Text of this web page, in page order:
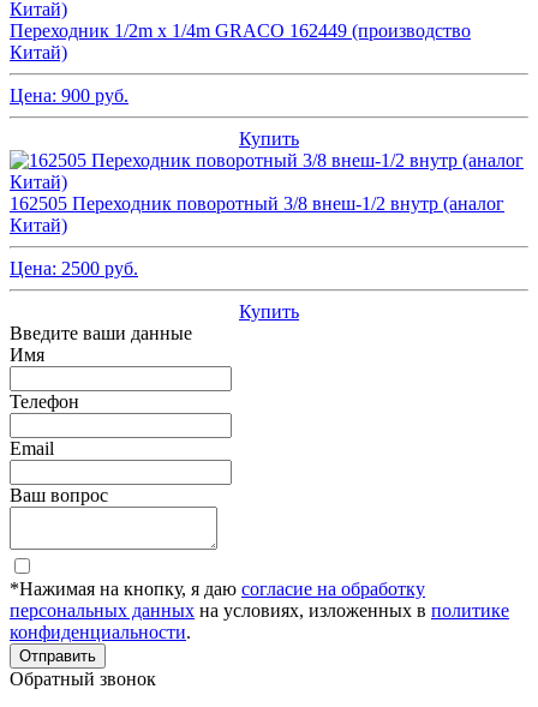
Переходник 1/2m x 1/4m GRACO 162449 (производство
Китай)
Цена: 900 руб.
Купить
162505 Переходник поворотный 3/8 внеш-1/2 внутр (аналог
Китай)
Цена: 2500 руб.
Купить
Введите ваши данные
Имя
Телефон
Email
Ваш вопрос
*Нажимая на кнопку, я даю согласие на обработку
персональных данных на условиях, изложенных в политике
конфиденциальности.
Отправить
Обратный звонок